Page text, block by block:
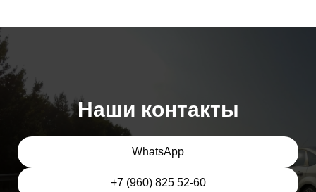
Наши контакты
WhatsApp
+7 (960) 825 52-60